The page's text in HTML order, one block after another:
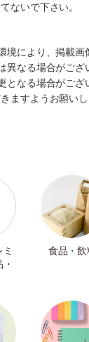
ないで下さい。
により、掲載画
なる場合がござ
となる場合がご
ますようお願いし
食品・飲